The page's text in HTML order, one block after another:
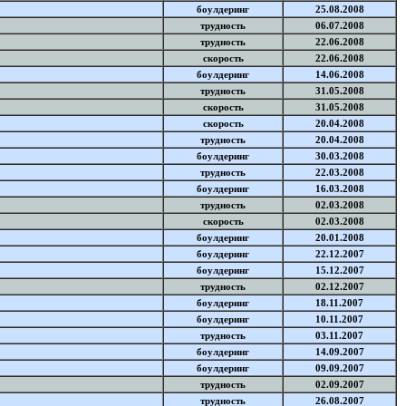
боулдеринг
25.08.2008
трудность
06.07.2008
трудность
22.06.2008
скорость
22.06.2008
боулдеринг
14.06.2008
трудность
31.05.2008
скорость
31.05.2008
скорость
20.04.2008
трудность
20.04.2008
боулдеринг
30.03.2008
трудность
22.03.2008
боулдеринг
16.03.2008
трудность
02.03.2008
скорость
02.03.2008
боулдеринг
20.01.2008
боулдеринг
22.12.2007
боулдеринг
15.12.2007
трудность
02.12.2007
боулдеринг
18.11.2007
боулдеринг
10.11.2007
трудность
03.11.2007
боулдеринг
14.09.2007
боулдеринг
09.09.2007
трудность
02.09.2007
трудность 26.08.2007